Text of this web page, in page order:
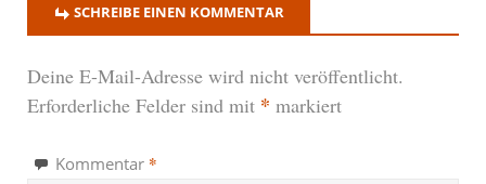
SCHREIBE EINEN KOMMENTAR
Deine E-Mail-Adresse wird nicht veröffentlicht.
Erforderliche Felder sind mit * markiert
Kommentar *